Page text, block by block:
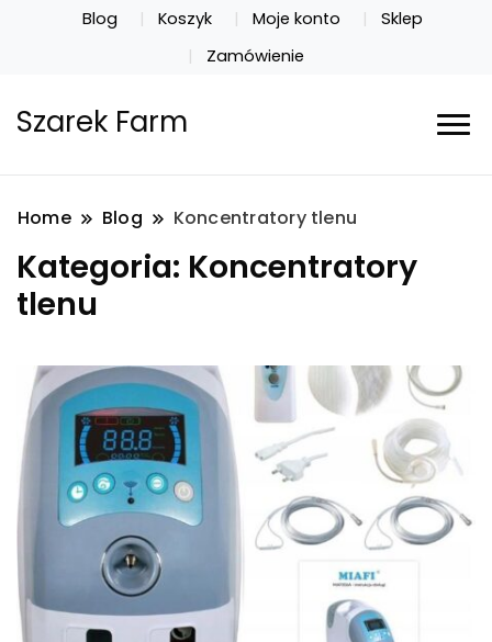
Blog Koszyk Moje konto
Sklep
Zamówienie
Szarek Farm
Home Blog Koncentratory tlenu
Kategoria: Koncentratory
tlenu